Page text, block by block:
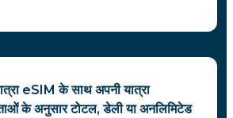
eSIM के साथ अपनी यात्रा
के अनुसार टोटल, डेली या अनलिमिटेड